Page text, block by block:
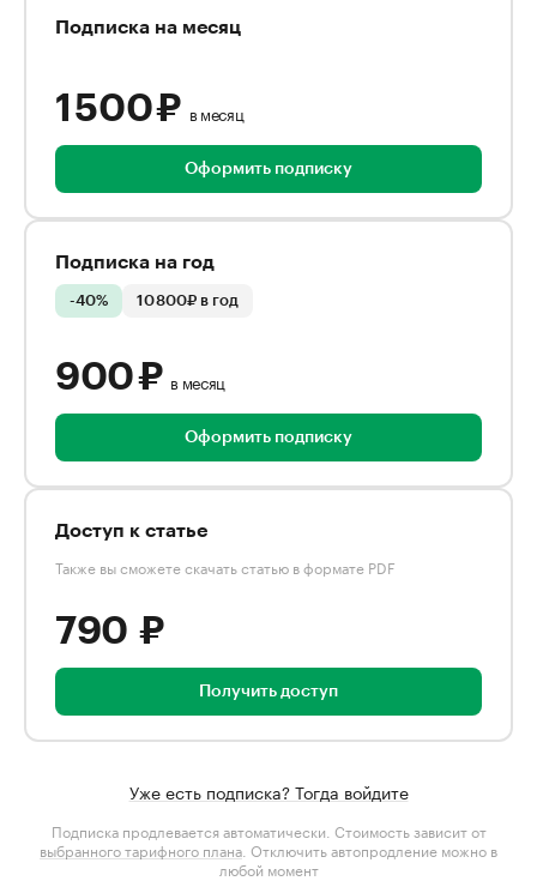
Подписка на месяц
1 500 ₽ в месяц
Оформить подписку
Подписка на год
-40% 10 800₽ в год
900 ₽ в месяц
Оформить подписку
Доступ к статье
Также вы сможете скачать статью в формате PDF
790 ₽
Получить доступ
Уже есть подписка? Тогда войдите
Подписка продлевается автоматически. Стоимость зависит от
выбранного тарифного плана . Отключить автопродление можно в
любой момент